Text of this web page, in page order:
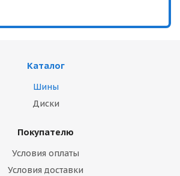
Каталог
Шины
Диски
Покупателю
Условия оплаты
Условия доставки